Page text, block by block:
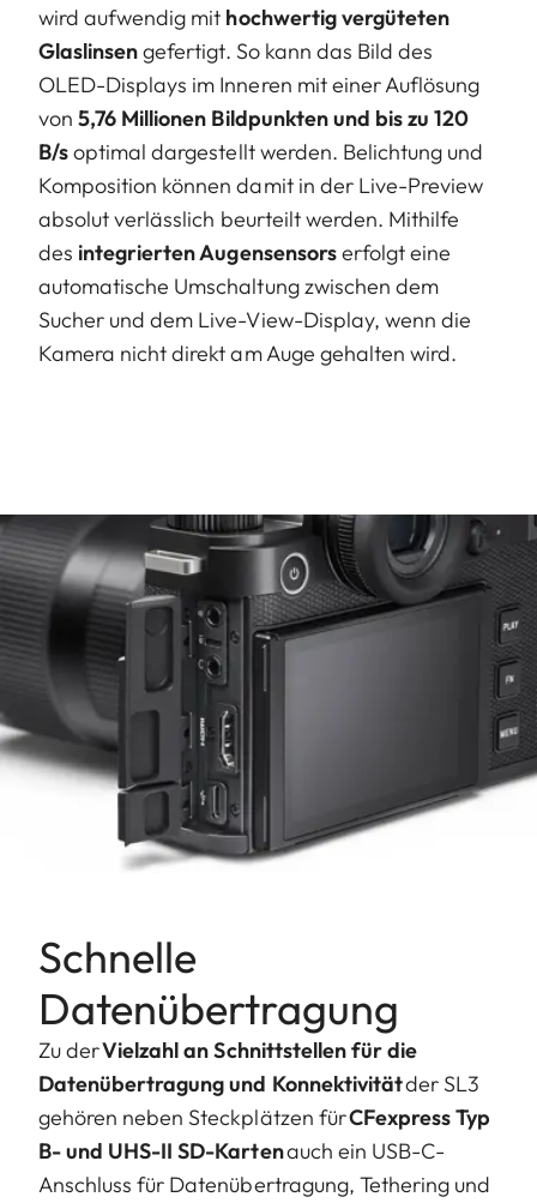
wird aufwendig mit hochwertig vergüteten
Glaslinsengefertigt. So kann das Bild des
OLED-Displays im Inneren mit einer Auflösung
von5,76 Millionen Bildpunkten und bis zu 120
B/soptimal dargestellt werden. Belichtung und
Komposition können damit in der Live-Preview
absolut verlässlich beurteilt werden. Mithilfe
des integrierten Augensensorserfolgt eine
automatische Umschaltung zwischen dem
Sucher und dem Live-View-Display, wenn die
Kamera nicht direkt am Auge gehalten wird.
Schnelle
Datenübertragung
Zu derVielzahl an Schnittstellen für die
Datenübertragung und Konnektivitätder SL3
gehören neben Steckplätzen fürCFexpress Typ
B- und UHS-II SD-Kartenauch ein USB-C-
Anschluss für Datenübertragung, Tethering und